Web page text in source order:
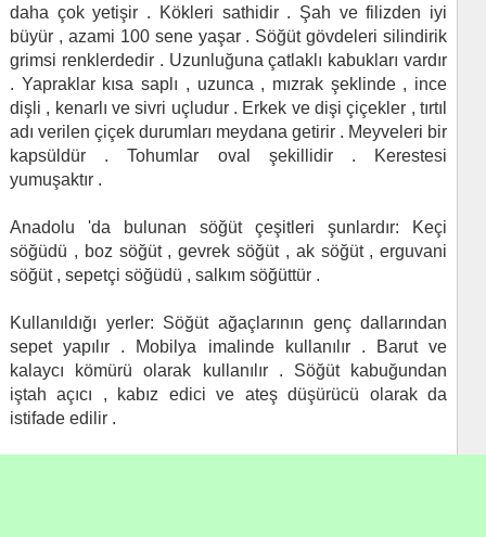
daha çok yetişir . Kökleri sathidir . Şah ve filizden iyi
büyür , azami 100 sene yaşar . Söğüt gövdeleri silindirik
grimsi renklerdedir . Uzunluğuna çatlaklı kabukları vardır
. Yapraklar kısa saplı , uzunca , mızrak şeklinde , ince
dişli , kenarlı ve sivri uçludur . Erkek ve dişi çiçekler , tırtıl
adı verilen çiçek durumları meydana getirir . Meyveleri bir
kapsüldür . Tohumlar oval şekillidir . Kerestesi
yumuşaktır .
Anadolu 'da bulunan söğüt çeşitleri şunlardır: Keçi
söğüdü , boz söğüt , gevrek söğüt , ak söğüt , erguvani
söğüt , sepetçi söğüdü , salkım söğüttür .
Kullanıldığı yerler: Söğüt ağaçlarının genç dallarından
sepet yapılır . Mobilya imalinde kullanılır . Barut ve
kalaycı kömürü olarak kullanılır . Söğüt kabuğundan
iştah açıcı , kabız edici ve ateş düşürücü olarak da
istifade edilir .